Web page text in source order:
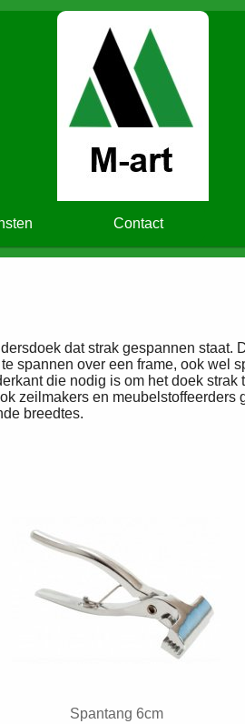
Contact
dat strak gespannen
spannen over een frame, ook
die nodig is om het doek
zeilmakers en
breedtes.
Spantang 6cm